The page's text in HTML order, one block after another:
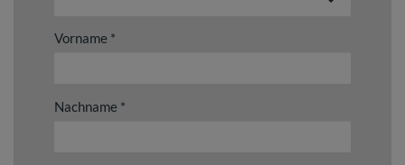
Vorname
Nachname